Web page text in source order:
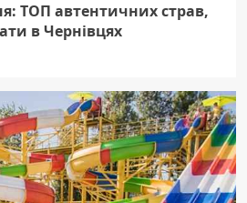
ТОП автентичних страв,
в Чернівцях